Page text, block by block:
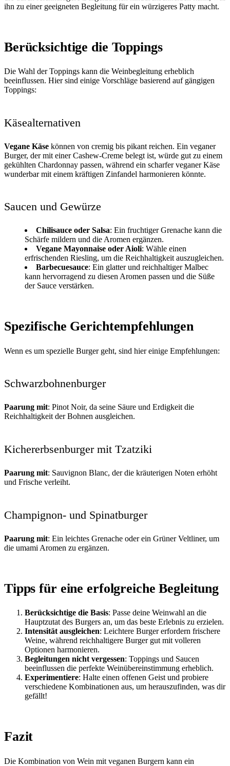
ihn zu einer geeigneten Begleitung für ein würzigeres Patty macht.
Berücksichtige die Toppings
Die Wahl der Toppings kann die Weinbegleitung erheblich
beeinflussen. Hier sind einige Vorschläge basierend auf gängigen
Toppings:
Käsealternativen
Vegane Käse können von cremig bis pikant reichen. Ein veganer
Burger, der mit einer Cashew-Creme belegt ist, würde gut zu einem
gekühlten Chardonnay passen, während ein scharfer veganer Käse
wunderbar mit einem kräftigen Zinfandel harmonieren könnte.
Saucen und Gewürze
Chilisauce oder Salsa: Ein fruchtiger Grenache kann die
Schärfe mildern und die Aromen ergänzen.
Vegane Mayonnaise oder Aioli: Wähle einen
erfrischenden Riesling, um die Reichhaltigkeit auszugleichen.
Barbecuesauce: Ein glatter und reichhaltiger Malbec
kann hervorragend zu diesen Aromen passen und die Süße
der Sauce verstärken.
Spezifische Gerichtempfehlungen
Wenn es um spezielle Burger geht, sind hier einige Empfehlungen:
Schwarzbohnenburger
Paarung mit: Pinot Noir, da seine Säure und Erdigkeit die
Reichhaltigkeit der Bohnen ausgleichen.
Kichererbsenburger mit Tzatziki
Paarung mit: Sauvignon Blanc, der die kräuterigen Noten erhöht
und Frische verleiht.
Champignon- und Spinatburger
Paarung mit: Ein leichtes Grenache oder ein Grüner Veltliner, um
die umami Aromen zu ergänzen.
Tipps für eine erfolgreiche Begleitung
Berücksichtige die Basis: Passe deine Weinwahl an die
Hauptzutat des Burgers an, um das beste Erlebnis zu erzielen.
Intensität ausgleichen: Leichtere Burger erfordern frischere
Weine, während reichhaltigere Burger gut mit volleren
Optionen harmonieren.
Begleitungen nicht vergessen: Toppings und Saucen
beeinflussen die perfekte Weinübereinstimmung erheblich.
Experimentiere: Halte einen offenen Geist und probiere
verschiedene Kombinationen aus, um herauszufinden, was dir
gefällt!
Fazit
Die Kombination von Wein mit veganen Burgern kann ein